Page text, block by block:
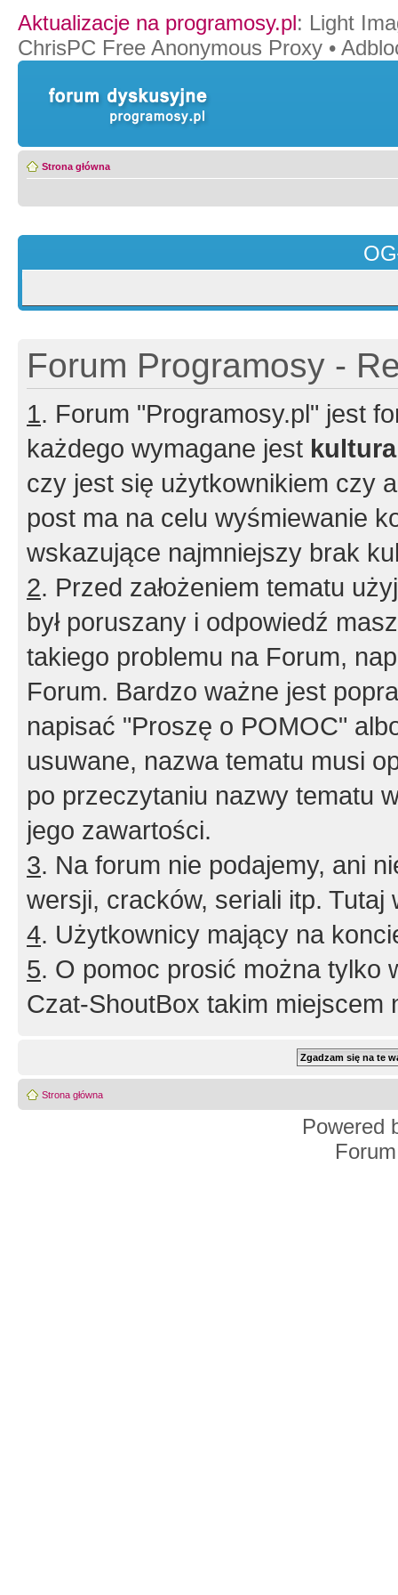
Aktualizacje na programosy.pl: Light
ChrisPC Free Anonymous Proxy •
Strona główna
Forum Programosy -
1. Forum "Programosy.pl" jest
każdego wymagane jest
czy jest się użytkownikiem czy
post ma na celu wyśmiewanie
wskazujące najmniejszy brak
2. Przed założeniem tematu
był poruszany i odpowiedź
takiego problemu na Forum,
Forum. Bardzo ważne jest
napisać "Proszę o POMOC"
usuwane, nazwa tematu musi
po przeczytaniu nazwy tematu
jego zawartości.
3. Na forum nie podajemy, ani
wersji, cracków, seriali itp. Tutaj
4. Użytkownicy mający na
5. O pomoc prosić można tylko
Czat-ShoutBox takim miejscem
Strona główna
Powered